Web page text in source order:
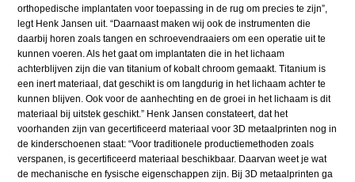
orthopedische implantaten voor toepassing in de rug om precies te zijn”,
legt Henk Jansen uit. “Daarnaast maken wij ook de instrumenten die
daarbij horen zoals tangen en schroevendraaiers om een operatie uit te
kunnen voeren. Als het gaat om implantaten die in het lichaam
achterblijven zijn die van titanium of kobalt chroom gemaakt. Titanium is
een inert materiaal, dat geschikt is om langdurig in het lichaam achter te
kunnen blijven. Ook voor de aanhechting en de groei in het lichaam is dit
materiaal bij uitstek geschikt.” Henk Jansen constateert, dat het
voorhanden zijn van gecertificeerd materiaal voor 3D metaalprinten nog in
de kinderschoenen staat: “Voor traditionele productiemethoden zoals
verspanen, is gecertificeerd materiaal beschikbaar. Daarvan weet je wat
de mechanische en fysische eigenschappen zijn. Bij 3D metaalprinten ga